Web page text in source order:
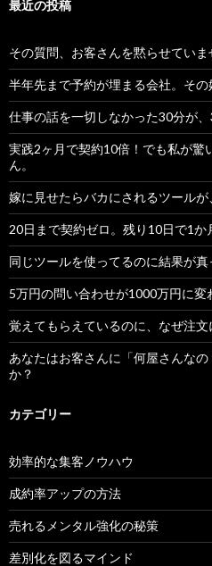
最近の投稿
その質問、お客さんを黙らせていま
半年先まで予約が埋まる会社。そ
仕事の話を一切しなかった30分が
実践2ヶ月で契約10倍！でも私が驚
ん。
嫁に見せたらバカにされるツール
20日まで契約ゼロ。残り10日で1
同じツールを使ってるのに結果が
5万円の問い合わせが1000万円に変
覚えてもらえているのに、なぜ注
あなたはお客さんに「何屋さんな
か？
カテゴリー
効率的な集客ノウハウ
成約率アップの方法
売れるメンタル強化の秘策
差別化を図るマインド